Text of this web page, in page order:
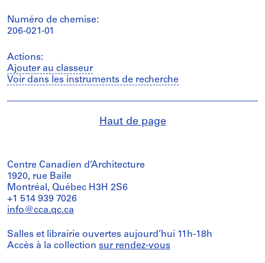
Numéro de chemise:
206-021-01
Actions:
Ajouter au classeur
Voir dans les instruments de recherche
Haut de page
Centre Canadien d’Architecture
1920, rue Baile
Montréal, Québec H3H 2S6
+1 514 939 7026
info@cca.qc.ca
Salles et librairie ouvertes aujourd’hui 11h-18h
Accès à la collection sur rendez-vous